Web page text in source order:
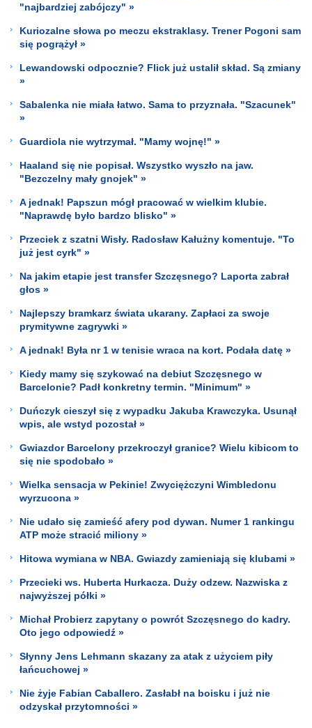
"najbardziej zabójczy" »
Kuriozalne słowa po meczu ekstraklasy. Trener Pogoni sam
się pogrążył »
Lewandowski odpocznie? Flick już ustalił skład. Są zmiany
»
Sabalenka nie miała łatwo. Sama to przyznała. "Szacunek"
»
Guardiola nie wytrzymał. "Mamy wojnę!" »
Haaland się nie popisał. Wszystko wyszło na jaw.
"Bezczelny mały gnojek" »
A jednak! Papszun mógł pracować w wielkim klubie.
"Naprawdę było bardzo blisko" »
Przeciek z szatni Wisły. Radosław Kałużny komentuje. "To
już jest cyrk" »
Na jakim etapie jest transfer Szczęsnego? Laporta zabrał
głos »
Najlepszy bramkarz świata ukarany. Zapłaci za swoje
prymitywne zagrywki »
A jednak! Była nr 1 w tenisie wraca na kort. Podała datę »
Kiedy mamy się szykować na debiut Szczęsnego w
Barcelonie? Padł konkretny termin. "Minimum" »
Duńczyk cieszył się z wypadku Jakuba Krawczyka. Usunął
wpis, ale wstyd pozostał »
Gwiazdor Barcelony przekroczył granice? Wielu kibicom to
się nie spodobało »
Wielka sensacja w Pekinie! Zwyciężczyni Wimbledonu
wyrzucona »
Nie udało się zamieść afery pod dywan. Numer 1 rankingu
ATP może stracić miliony »
Hitowa wymiana w NBA. Gwiazdy zamieniają się klubami »
Przecieki ws. Huberta Hurkacza. Duży odzew. Nazwiska z
najwyższej półki »
Michał Probierz zapytany o powrót Szczęsnego do kadry.
Oto jego odpowiedź »
Słynny Jens Lehmann skazany za atak z użyciem piły
łańcuchowej »
Nie żyje Fabian Caballero. Zasłabł na boisku i już nie
odzyskał przytomności »